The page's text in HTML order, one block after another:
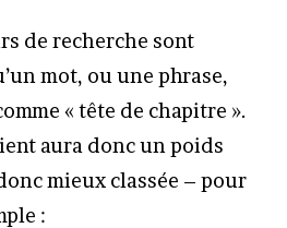
de recherche sont
mot, ou une phrase,
« tête de chapitre ».
aura donc un poids
mieux classée – pour
: